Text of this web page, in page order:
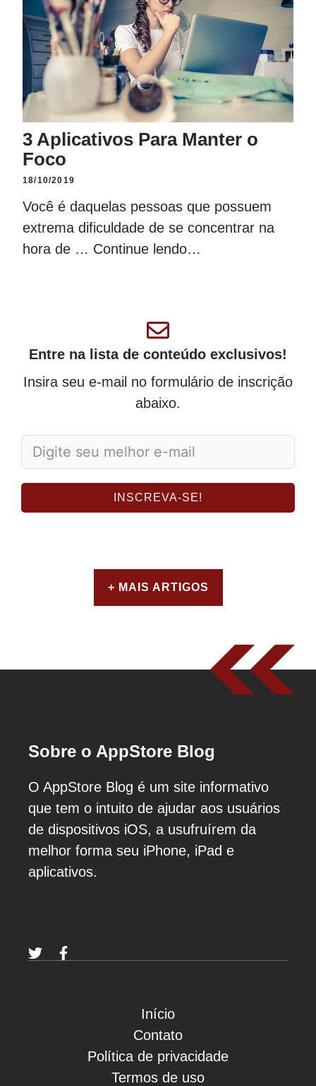
3 Aplicativos Para Manter o
Foco
18/10/2019
Você é daquelas pessoas que possuem
extrema dificuldade de se concentrar na
hora de … Continue lendo…
Entre na lista de conteúdo exclusivos!
Insira seu e-mail no formulário de inscrição
abaixo.
INSCREVA-SE!
+ MAIS ARTIGOS
Sobre o AppStore Blog
O AppStore Blog é um site informativo
que tem o intuito de ajudar aos usuários
de dispositivos iOS, a usufruírem da
melhor forma seu iPhone, iPad e
aplicativos.
Início
Contato
Política de privacidade
Termos de uso